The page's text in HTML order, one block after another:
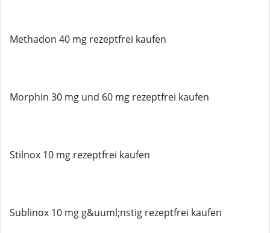
Methadon 40 mg rezeptfrei kaufen
Morphin 30 mg und 60 mg rezeptfrei kaufen
Stilnox 10 mg rezeptfrei kaufen
Sublinox 10 mg g&uuml;nstig rezeptfrei kaufen